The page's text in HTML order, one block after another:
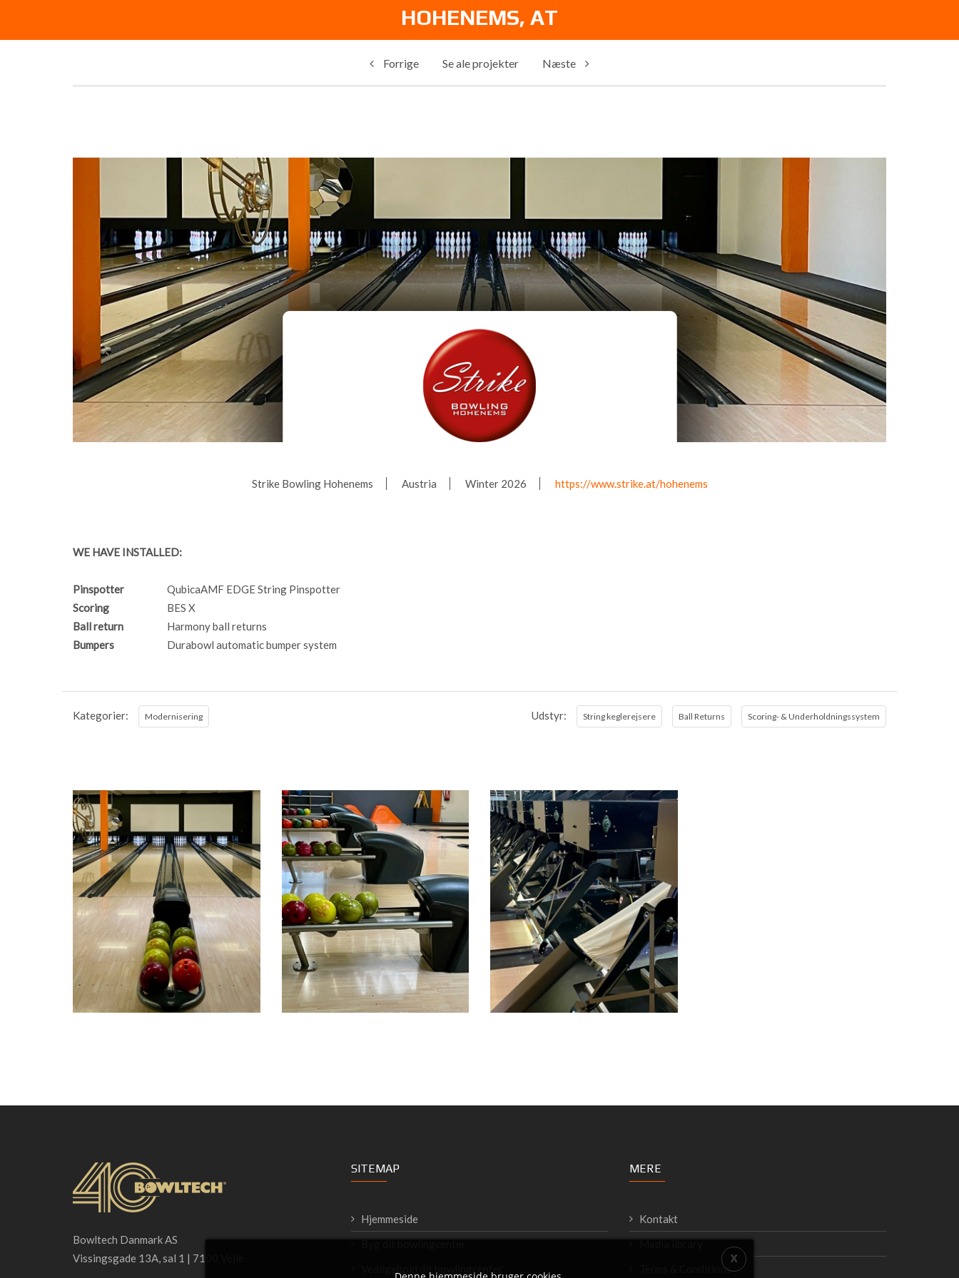
HOHENEMS, AT
Forrige Se ale projekter Næste
Strike Bowling Hohenems Austria Winter 2026 https://www.strike.at/hohenems
WE HAVE INSTALLED:
Pinspotter QubicaAMF EDGE String Pinspotter
Scoring
BES X
Ball return
Harmony ball returns
Bumpers
Durabowl automatic bumper system
Kategorier: Modernisering Udstyr: String keglerejsere Ball Returns Scoring- & Underholdningssystem
Bowltech Danmark AS
Vissingsgade 13A, sal 1 | 7100 Vejle
SITEMAP
Hjemmeside
MERE
Kontakt
Terms & Conditions